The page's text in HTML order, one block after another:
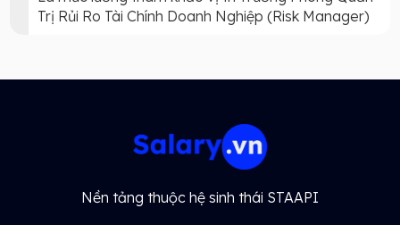
Trị Rủi Ro Tài Chính Doanh Nghiệp (Risk Manager)
Nền tảng thuộc hệ sinh thái STAAPI